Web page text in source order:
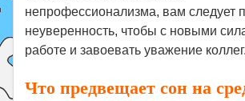
непрофессионализма, вам следует
неуверенность, чтобы с новыми
работе и завоевать уважение коллег.
Что предвещает сон на